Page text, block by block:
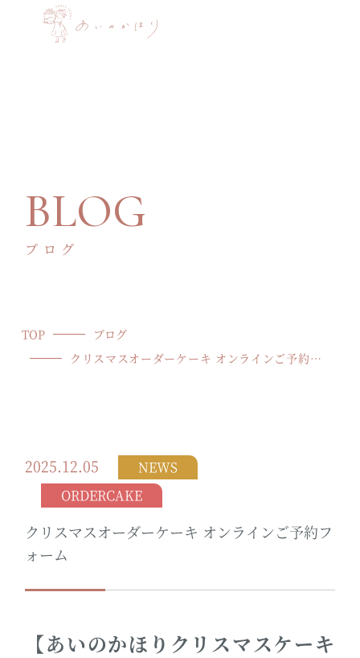
TOP
ブログ
クリスマスオーダーケーキ オンラインご予約フォーム
BLOG
ブログ
2025.12.05
NEWS
ORDERCAKE
クリスマスオーダーケーキ オンラインご予約フ
ォーム
【あいのかほりクリスマスケーキ